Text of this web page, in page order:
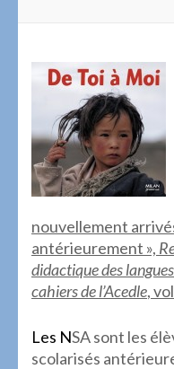
nouvellement
antérieurement »,
didactique des
cahiers de l’Acedle,
Les NSA sont les
scolarisés